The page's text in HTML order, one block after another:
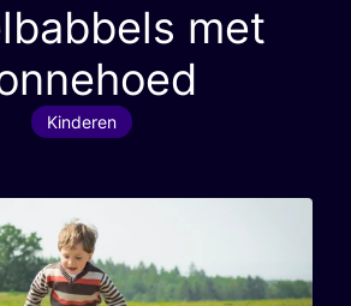
met
Kinderen